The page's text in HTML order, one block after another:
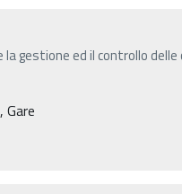
gestione ed il controllo delle
Gare